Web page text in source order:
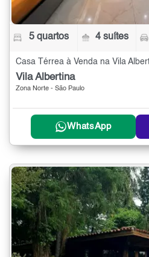
5 quartos 4 suítes
Casa Térrea à Venda na Vila
Vila Albertina
Zona Norte - São Paulo
WhatsApp